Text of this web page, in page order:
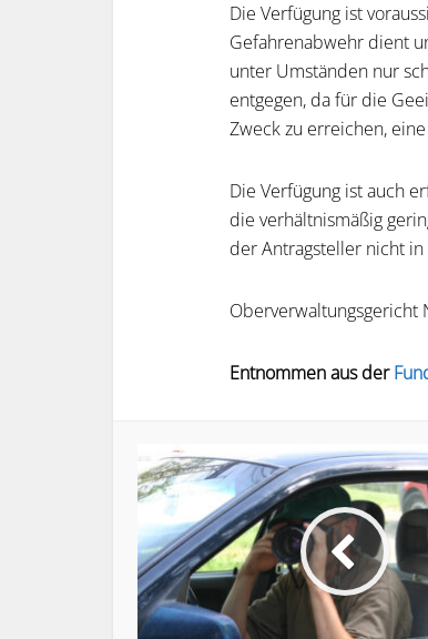
Die Verfügung ist
Gefahrenabwehr dient
unter Umständen nur
entgegen, da für die
Zweck zu erreichen,
Die Verfügung ist auch
die verhältnismäßig
der Antragsteller nicht
Oberverwaltungsgericht
Entnommen aus der